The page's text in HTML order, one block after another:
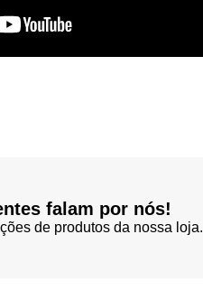
falam por nós!
de produtos da nossa loja.